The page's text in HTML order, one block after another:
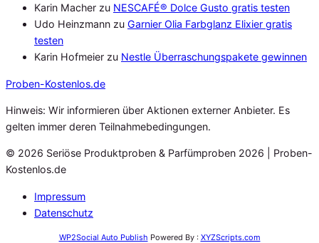
Karin Macher zu NESCAFÉ® Dolce Gusto gratis testen
Udo Heinzmann zu Garnier Olia Farbglanz Elixier gratis
testen
Karin Hofmeier zu Nestle Überraschungspakete gewinnen
Proben-Kostenlos.de
Hinweis: Wir informieren über Aktionen externer Anbieter. Es
gelten immer deren Teilnahmebedingungen.
© 2026 Seriöse Produktproben & Parfümproben 2026 | Proben-
Kostenlos.de
Impressum
Datenschutz
WP2Social Auto Publish Powered By : XYZScripts.com